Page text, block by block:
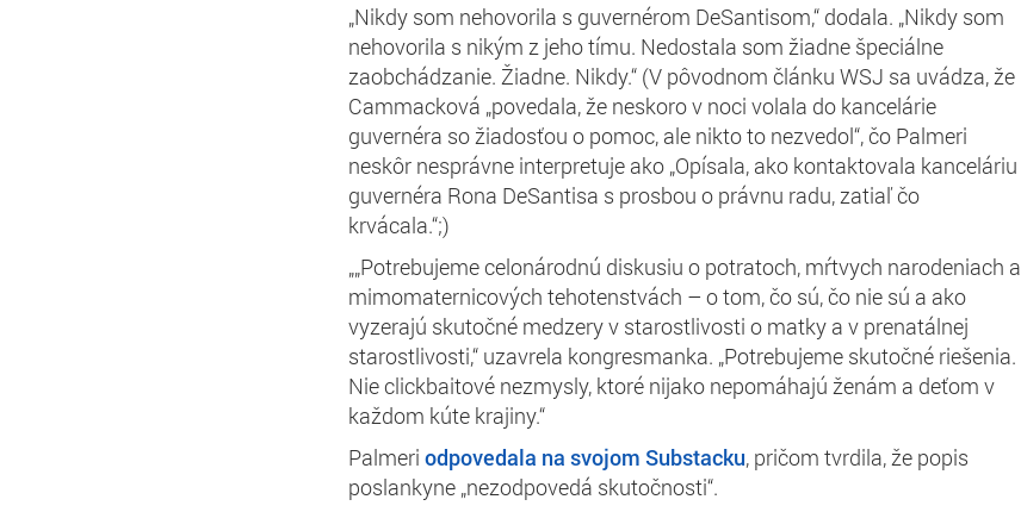
„Nikdy som nehovorila s guvernérom DeSantisom,“ dodala. „Nikdy som
nehovorila s nikým z jeho tímu. Nedostala som žiadne špeciálne
zaobchádzanie. Žiadne. Nikdy.“ (V pôvodnom článku WSJ sa uvádza, že
Cammacková „povedala, že neskoro v noci volala do kancelárie
guvernéra so žiadosťou o pomoc, ale nikto to nezvedol“, čo Palmeri
neskôr nesprávne interpretuje ako „Opísala, ako kontaktovala kanceláriu
guvernéra Rona DeSantisa s prosbou o právnu radu, zatiaľ čo
krvácala.“;)
„„Potrebujeme celonárodnú diskusiu o potratoch, mŕtvych narodeniach a
mimomaternicových tehotenstvách – o tom, čo sú, čo nie sú a ako
vyzerajú skutočné medzery v starostlivosti o matky a v prenatálnej
starostlivosti,“ uzavrela kongresmanka. „Potrebujeme skutočné riešenia.
Nie clickbaitové nezmysly, ktoré nijako nepomáhajú ženám a deťom v
každom kúte krajiny.“
Palmeri odpovedala na svojom Substacku, pričom tvrdila, že popis
poslankyne „nezodpovedá skutočnosti“.